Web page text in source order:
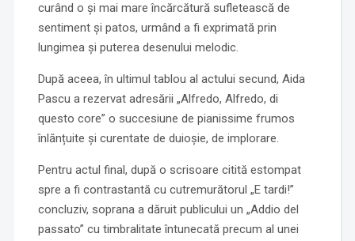
curând o și mai mare încărcătură sufletească de
sentiment și patos, urmând a fi exprimată prin
lungimea și puterea desenului melodic.
După aceea, în ultimul tablou al actului secund, Aida
Pascu a rezervat adresării „Alfredo, Alfredo, di
questo core” o succesiune de pianissime frumos
înlănțuite și curentate de duioșie, de implorare.
Pentru actul final, după o scrisoare citită estompat
spre a fi contrastantă cu cutremurătorul „E tardi!”
concluziv, soprana a dăruit publicului un „Addio del
passato” cu timbralitate întunecată precum al unei